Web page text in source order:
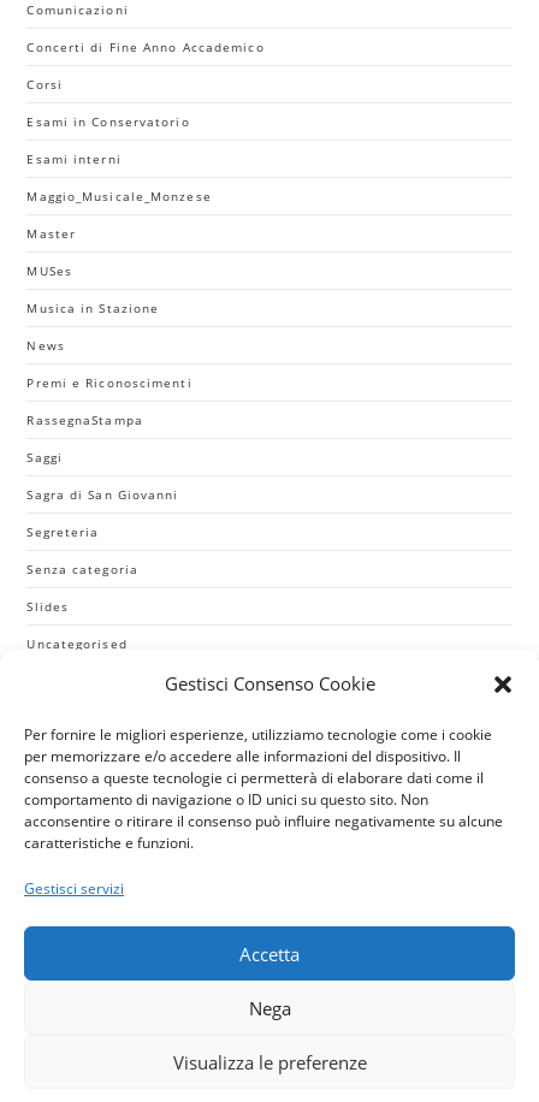
Gestisci Consenso Cookie
Per fornire le migliori esperienze, utilizziamo tecnologie come i cookie
per memorizzare e/o accedere alle informazioni del dispositivo. Il
consenso a queste tecnologie ci permetterà di elaborare dati come il
comportamento di navigazione o ID unici su questo sito. Non
acconsentire o ritirare il consenso può influire negativamente su alcune
caratteristiche e funzioni.
Gestisci servizi
Accetta
Nega
Visualizza le preferenze
Comunicazioni
Concerti di Fine Anno Accademico
Corsi
Esami in Conservatorio
Esami interni
Maggio_Musicale_Monzese
Master
MUSes
Musica in Stazione
News
Premi e Riconoscimenti
RassegnaStampa
Saggi
Sagra di San Giovanni
Segreteria
Senza categoria
Slides
Uncategorised
Copyright 2022